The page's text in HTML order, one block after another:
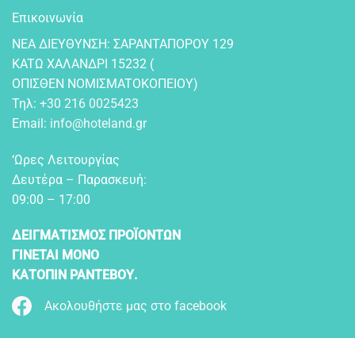
Επικοινωνία
NEA ΔIEYΘYNΣH: ΣAPANTAΠOPOY 129
KATΩ XAΛANΔPI 15232 (
OΠIΣΘEN NOMIΣMATOKOΠEIOY)
Τηλ: +30 216 0025423
Email: info@hoteland.gr
‘Ωρες Λειτουργίας
Δευτέρα – Παρασκευή:
09:00 – 17:00
ΔΕΙΓΜΑΤΙΣΜΟΣ ΠΡΟΪΟΝΤΩΝ
ΓΙΝΕΤΑΙ ΜΟΝΟ
ΚΑΤΟΠΙΝ ΡΑΝΤΕΒΟΥ.
Ακολουθήστε μας στο facebook